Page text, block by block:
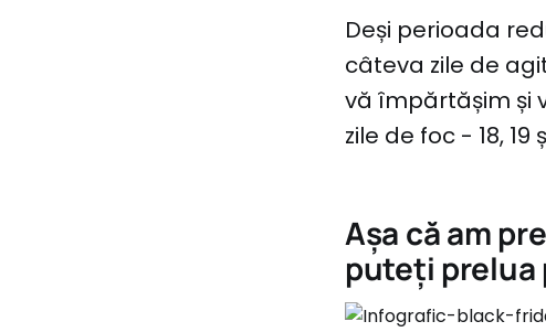
Deși perioada
câteva zile de
vă împărtășim și
zile de foc - 18, 19
Așa că am
puteți prelua